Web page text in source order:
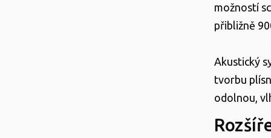
možností
přibližně
Akustický
tvorbu
odolnou,